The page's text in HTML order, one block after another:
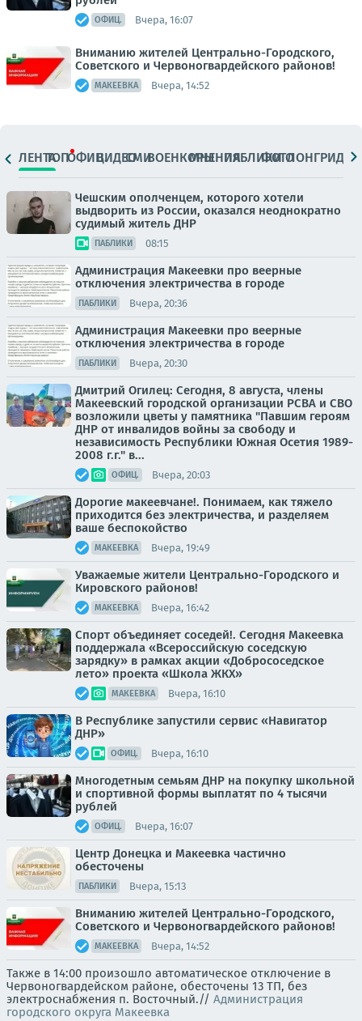
ОФИЦ. Вчера, 16:07
Вниманию жителей Центрально-Городского,
Советского и Червоногвардейского районов!
МАКЕЕВКА Вчера, 14:52
ЛЕНТАТОПОФИЦ.ВИДЕОСМИВОЕНКОРЫМНЕНИЯПАБЛИКИ
ФОТОЛОНГРИДЫ
Чешским ополченцем, которого хотели
выдворить из России, оказался неоднократно
судимый житель ДНР
ПАБЛИКИ 08:15
Администрация Макеевки про веерные
отключения электричества в городе
ПАБЛИКИ Вчера, 20:36
Администрация Макеевки про веерные
отключения электричества в городе
ПАБЛИКИ Вчера, 20:30
Дмитрий Огилец: Сегодня, 8 августа, члены
Макеевский городской организации РСВА и СВО
возложили цветы у памятника "Павшим героям
ДНР от инвалидов войны за свободу и
независимость Республики Южная Осетия 1989-
2008 г.г." в...
ОФИЦ. Вчера, 20:03
Дорогие макеевчане!. Понимаем, как тяжело
приходится без электричества, и разделяем
ваше беспокойство
МАКЕЕВКА Вчера, 19:49
Уважаемые жители Центрально-Городского и
Кировского районов!
МАКЕЕВКА Вчера, 16:42
Спорт объединяет соседей!. Сегодня Макеевка
поддержала «Всероссийскую соседскую
зарядку» в рамках акции «Добрососедское
лето» проекта «Школа ЖКХ»
МАКЕЕВКА Вчера, 16:10
В Республике запустили сервис «Навигатор
ДНР»
ОФИЦ. Вчера, 16:10
Многодетным семьям ДНР на покупку школьной
и спортивной формы выплатят по 4 тысячи
рублей
ОФИЦ. Вчера, 16:07
Центр Донецка и Макеевка частично
обесточены
ПАБЛИКИ Вчера, 15:13
Вниманию жителей Центрально-Городского,
Советского и Червоногвардейского районов!
МАКЕЕВКА Вчера, 14:52
Также в 14:00 произошло автоматическое отключение в
Червоногвардейском районе, обесточены 13 ТП, без
электроснабжения п. Восточный.// Администрация
городского округа Макеевка